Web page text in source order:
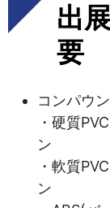
出
要
コンパウ
・硬質
ン
・軟質
ン